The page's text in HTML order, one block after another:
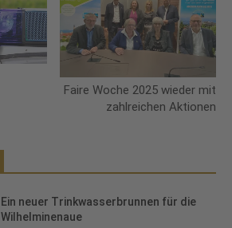
Faire Woche 2025 wieder mit
zahlreichen Aktionen
Ein neuer Trinkwasserbrunnen für die
Wilhelminenaue